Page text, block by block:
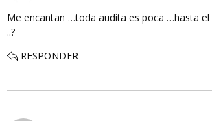
Me encantan …toda audita es poca …hasta el
..?
RESPONDER